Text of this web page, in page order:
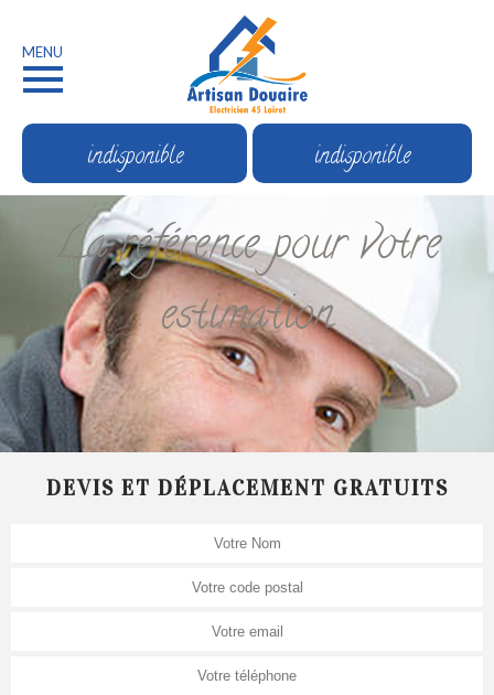
MENU
indisponible indisponible
La référence pour votre
estimation
DEVIS ET DÉPLACEMENT GRATUITS